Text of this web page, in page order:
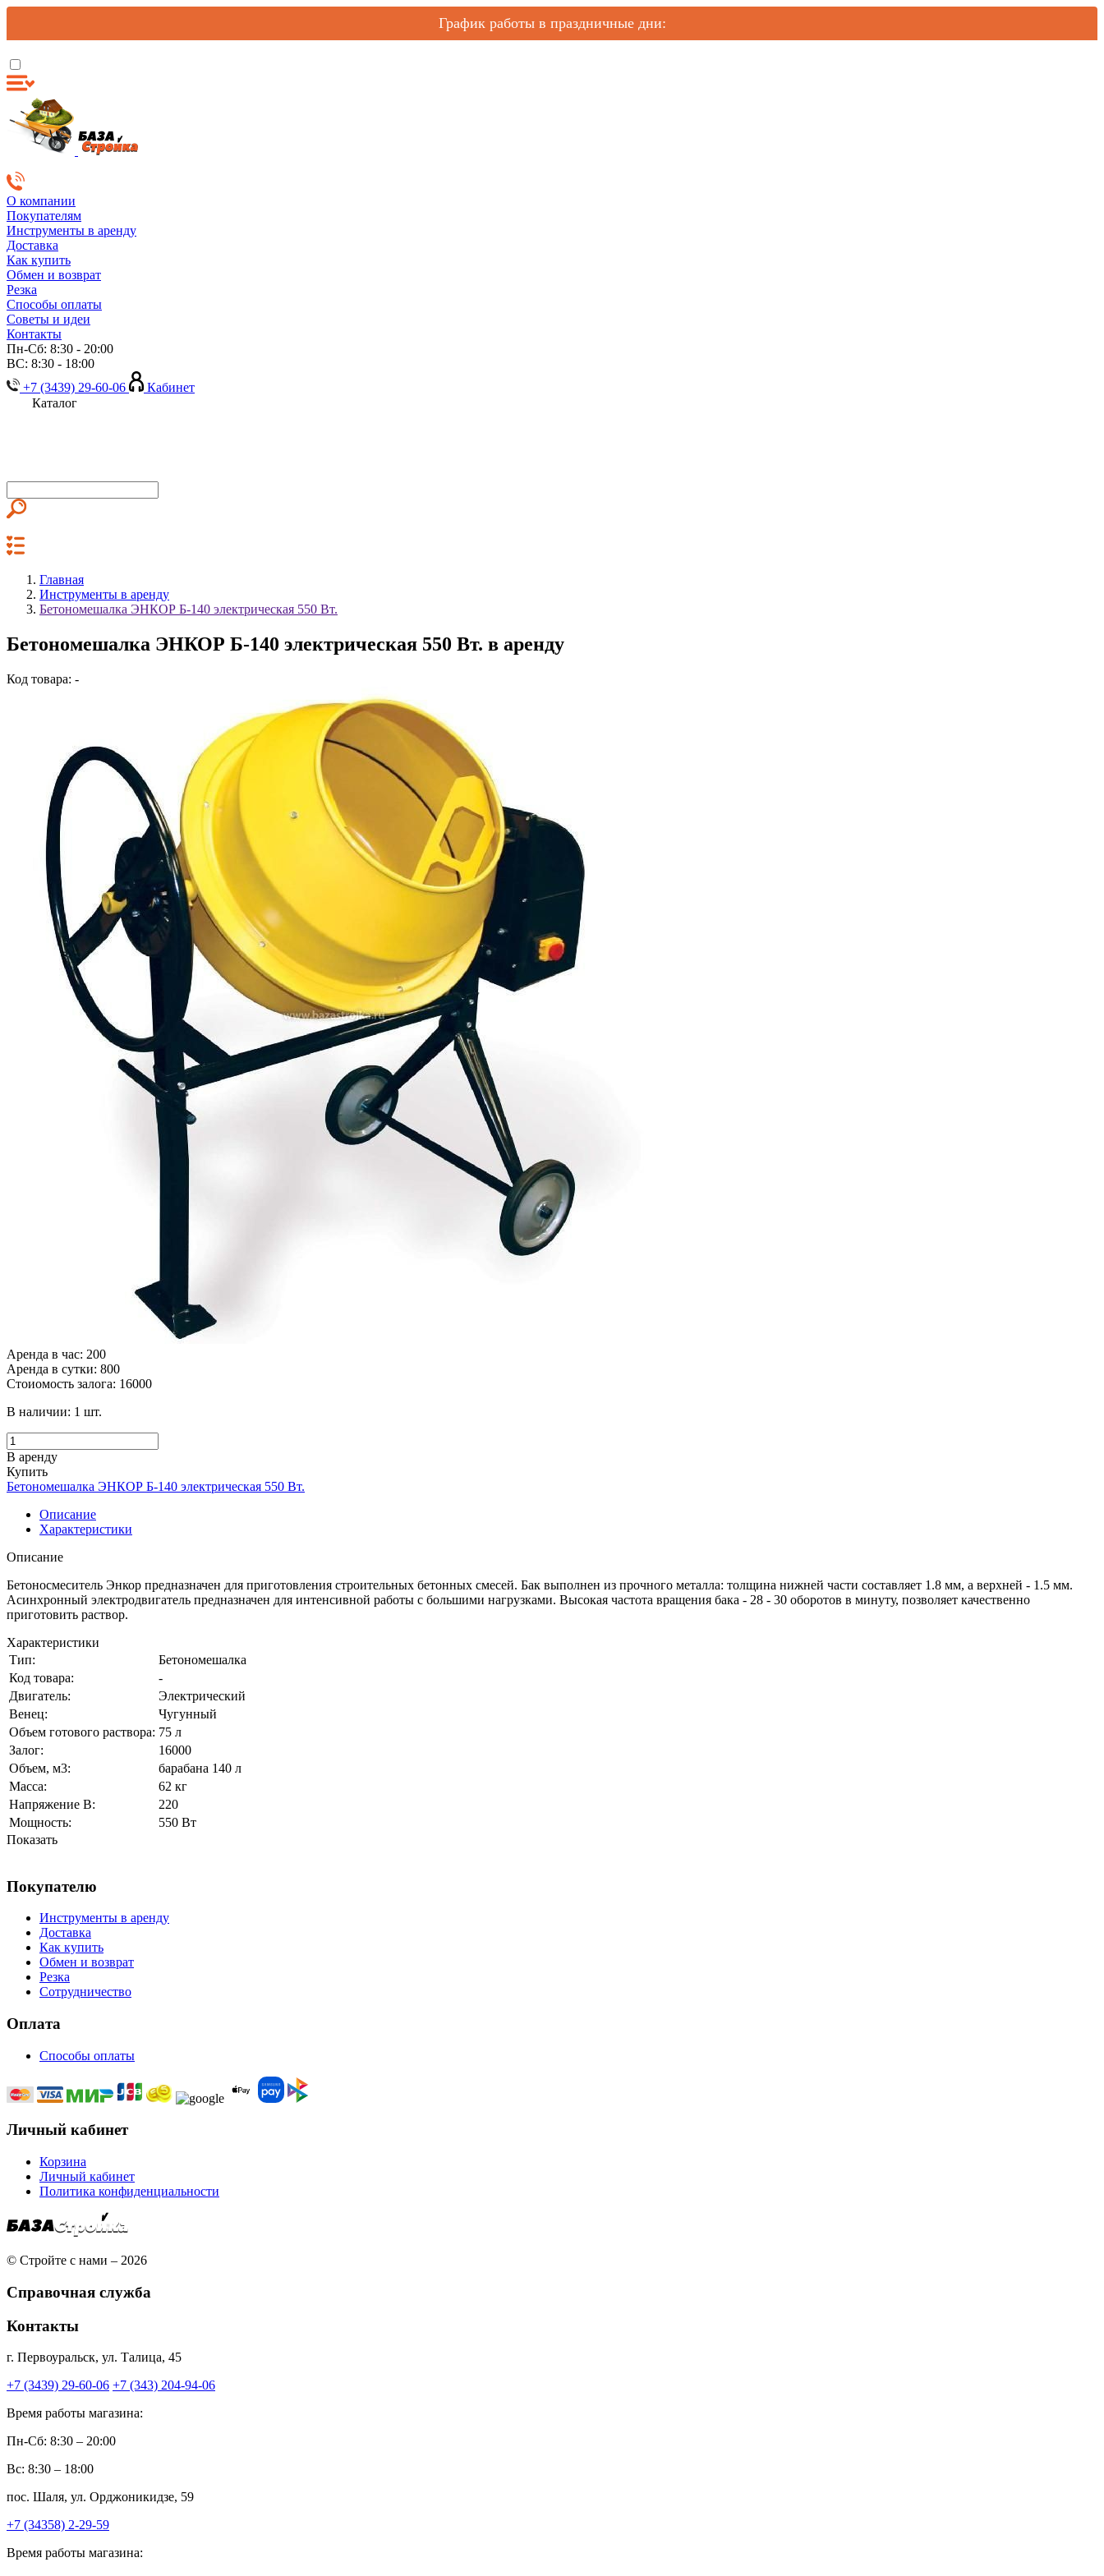
График работы в праздничные дни:
О компании
Покупателям
Инструменты в аренду
Доставка
Как купить
Обмен и возврат
Резка
Способы оплаты
Советы и идеи
Контакты
Пн-Сб: 8:30 - 20:00
ВС: 8:30 - 18:00
+7 (3439) 29-60-06
Кабинет
Каталог
Главная
Инструменты в аренду
Бетономешалка ЭНКОР Б-140 электрическая 550 Вт.
Бетономешалка ЭНКОР Б-140 электрическая 550 Вт. в аренду
Код товара: -
Аренда в час: 200
Аренда в сутки: 800
Стоиомость залога: 16000
В наличии: 1 шт.
В аренду
Купить
Бетономешалка ЭНКОР Б-140 электрическая 550 Вт.
Описание
Характеристики
Описание
Бетоносмеситель Энкор предназначен для приготовления строительных бетонных смесей. Бак выполнен из прочного металла: толщина нижней части составляет 1.8 мм, а верхней - 1.5 мм.
Асинхронный электродвигатель предназначен для интенсивной работы с большими нагрузками. Высокая частота вращения бака - 28 - 30 оборотов в минуту, позволяет качественно
приготовить раствор.
Характеристики
Тип:
Бетономешалка
Код товара:
-
Двигатель:
Электрический
Венец:
Чугунный
Объем готового раствора: 75 л
Залог:
16000
Объем, м3:
барабана 140 л
Масса:
62 кг
Напряжение В:
220
Мощность:
550 Вт
Показать
Покупателю
Инструменты в аренду
Доставка
Как купить
Обмен и возврат
Резка
Сотрудничество
Оплата
Способы оплаты
Личный кабинет
Корзина
Личный кабинет
Политика конфиденциальности
© Стройте с нами – 2026
Справочная служба
Контакты
г. Первоуральск, ул. Талица, 45
+7 (3439) 29-60-06 +7 (343) 204-94-06
Время работы магазина:
Пн-Сб: 8:30 – 20:00
Вс: 8:30 – 18:00
пос. Шаля, ул. Орджоникидзе, 59
+7 (34358) 2-29-59
Время работы магазина: